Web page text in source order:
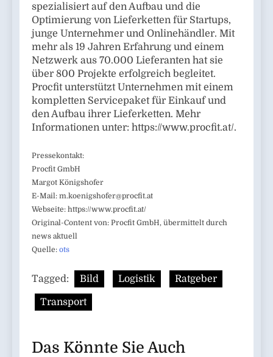
spezialisiert auf den Aufbau und die
Optimierung von Lieferketten für Startups,
junge Unternehmer und Onlinehändler. Mit
mehr als 19 Jahren Erfahrung und einem
Netzwerk aus 70.000 Lieferanten hat sie
über 800 Projekte erfolgreich begleitet.
Procfit unterstützt Unternehmen mit einem
kompletten Servicepaket für Einkauf und
den Aufbau ihrer Lieferketten. Mehr
Informationen unter: https://www.procfit.at/.
Pressekontakt:
Procfit GmbH
Margot Königshofer
E-Mail: m.koenigshofer@procfit.at
Webseite: https://www.procfit.at/
Original-Content von: Procfit GmbH, übermittelt durch
news aktuell
Quelle: ots
Tagged: Bild Logistik Ratgeber
Transport
Das Könnte Sie Auch